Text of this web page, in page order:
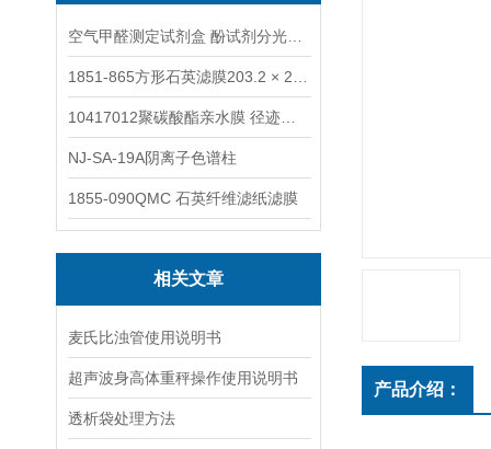
NJ-SA-19A阴离子色谱柱
1855-090QMC 石英纤维滤纸滤膜
相关文章
麦氏比浊管使用说明书
超声波身高体重秤操作使用说明书
透析袋处理方法
产品介绍：